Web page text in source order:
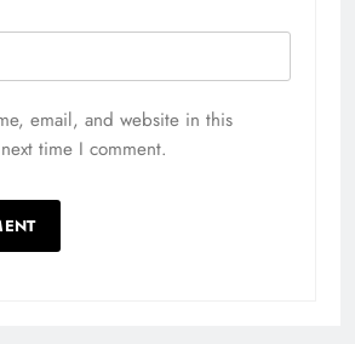
email, and website in this
time I comment.